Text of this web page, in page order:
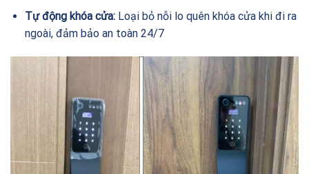
Tự động khóa cửa:Loại bỏ nỗi lo quên khóa cửa khi đi ra
ngoài, đảm bảo an toàn 24/7